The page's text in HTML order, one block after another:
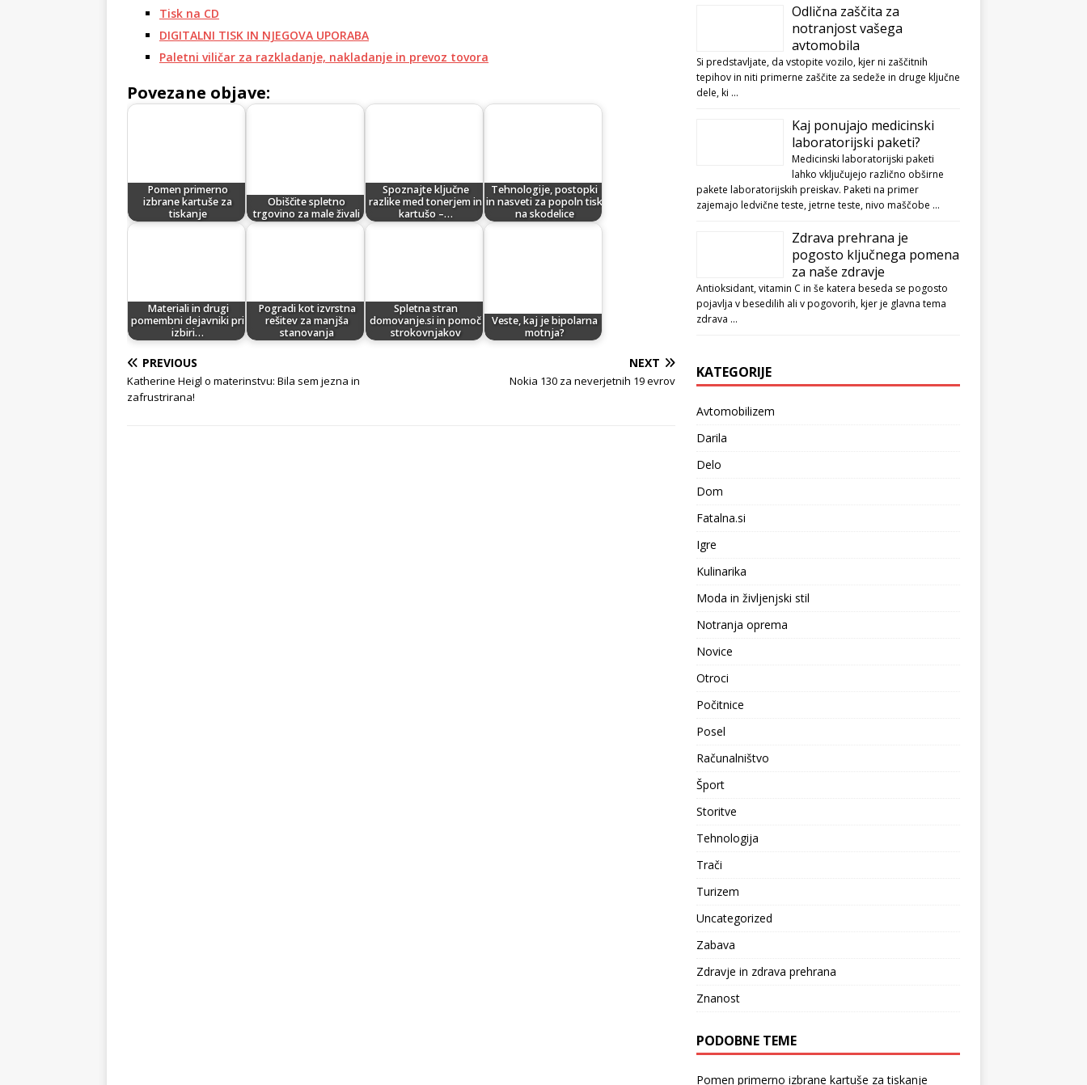
Tisk na CD
DIGITALNI TISK IN NJEGOVA UPORABA
Paletni viličar za razkladanje, nakladanje in prevoz tovora
Povezane objave:
Pomen primerno
izbrane kartuše za
tiskanje
Obiščite spletno
trgovino za male živali
Spoznajte ključne
razlike med tonerjem in
kartušo –…
Tehnologije, postopki
in nasveti za popoln tisk
na skodelice
Materiali in drugi
pomembni dejavniki pri
izbiri…
Pogradi kot izvrstna
rešitev za manjša
stanovanja
Spletna stran
domovanje.si in pomoč
strokovnjakov
Veste, kaj je bipolarna
motnja?
PREVIOUS
Katherine Heigl o materinstvu: Bila sem jezna in
zafrustrirana!
NEXT
Nokia 130 za neverjetnih 19 evrov
Odlična zaščita za
notranjost vašega
avtomobila
Si predstavljate, da vstopite vozilo, kjer ni zaščitnih
tepihov in niti primerne zaščite za sedeže in druge ključne
dele, ki …
Kaj ponujajo medicinski
laboratorijski paketi?
Medicinski laboratorijski paketi
lahko vključujejo različno obširne
pakete laboratorijskih preiskav. Paketi na primer
zajemajo ledvične teste, jetrne teste, nivo maščobe …
Zdrava prehrana je
pogosto ključnega pomena
za naše zdravje
Antioksidant, vitamin C in še katera beseda se pogosto
pojavlja v besedilih ali v pogovorih, kjer je glavna tema
zdrava …
KATEGORIJE
Avtomobilizem
Darila
Delo
Dom
Fatalna.si
Igre
Kulinarika
Moda in življenjski stil
Notranja oprema
Novice
Otroci
Počitnice
Posel
Računalništvo
Šport
Storitve
Tehnologija
Trači
Turizem
Uncategorized
Zabava
Zdravje in zdrava prehrana
Znanost
PODOBNE TEME
Pomen primerno izbrane kartuše za tiskanje